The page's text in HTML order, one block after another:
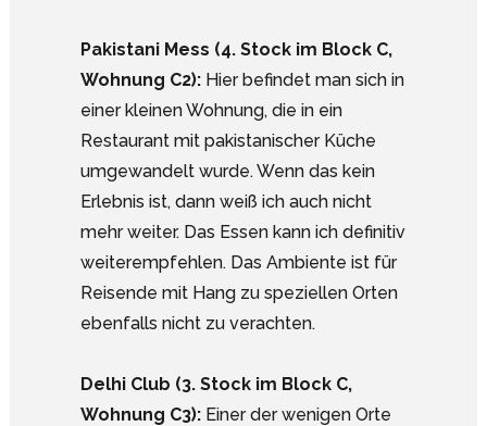
Pakistani Mess (4. Stock im Block C,
Wohnung C2): Hier befindet man sich in
einer kleinen Wohnung, die in ein
Restaurant mit pakistanischer Küche
umgewandelt wurde. Wenn das kein
Erlebnis ist, dann weiß ich auch nicht
mehr weiter. Das Essen kann ich definitiv
weiterempfehlen. Das Ambiente ist für
Reisende mit Hang zu speziellen Orten
ebenfalls nicht zu verachten.
Delhi Club (3. Stock im Block C,
Wohnung C3): Einer der wenigen Orte